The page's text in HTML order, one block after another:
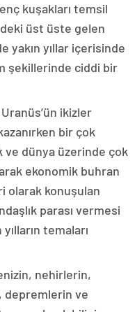
kuşakları temsil
üst üste gelen
yakın yıllar içerisinde
şekillerinde ciddi bir
ikizler
bir çok
ve dünya üzerinde çok
ekonomik buhran
olarak konuşulan
parası vermesi
temaları
nehirlerin,
depremlerin ve